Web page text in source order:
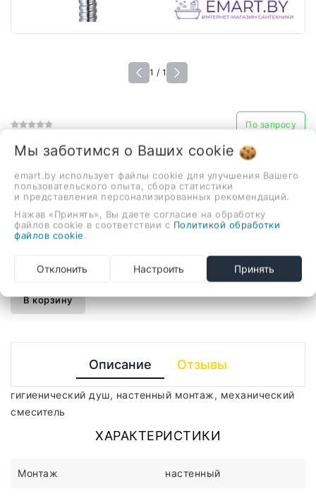
1 / 1
По запросу
Гигиенический душ Ganzer GZ
186,00 руб.
гигиенический душ, настенный монтаж, механический
+
В корзину
Описание Отзывы
гигиенический душ, настенный монтаж, механический
смеситель
ХАРАКТЕРИСТИКИ
Монтаж настенный
Мы заботимся о Ваших cookie
emart.by использует файлы cookie для улучшения Вашего
пользовательского опыта, сбора статистики
и представления персонализированных рекомендаций.
Нажав «Принять», Вы даете согласие на обработку
файлов cookie в соответствии с Политикой обработки
файлов cookie.
Отклонить Настроить Принять